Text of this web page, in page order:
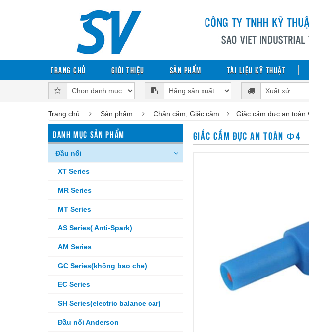
Trang chủ Giới thiệu Sản phẩm Tài liệu kỹ thuật
Trang chủ Sản phẩm Chân cắm, Giắc cắm Giắc cắm đực an toàn
GIẮC CẮM ĐỰC AN TOÀN Φ4
DANH MỤC SẢN PHẨM
Đầu nối
XT Series
MR Series
MT Series
AS Series( Anti-Spark)
AM Series
GC Series(không bao che)
EC Series
SH Series(electric balance car)
Đầu nối Anderson